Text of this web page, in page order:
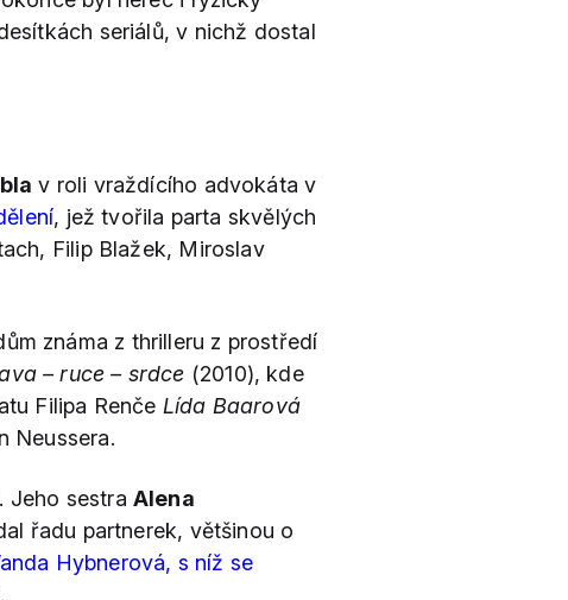
seriálů, v nichž dostal
v roli vraždícího advokáta v
, jež tvořila parta skvělých
Filip Blažek, Miroslav
známa z thrilleru z prostředí
– ruce – srdce (2010), kde
Filipa Renče Lída Baarová
Neussera.
. Jeho sestra Alena
řadu partnerek, většinou o
Hybnerová, s níž se
.